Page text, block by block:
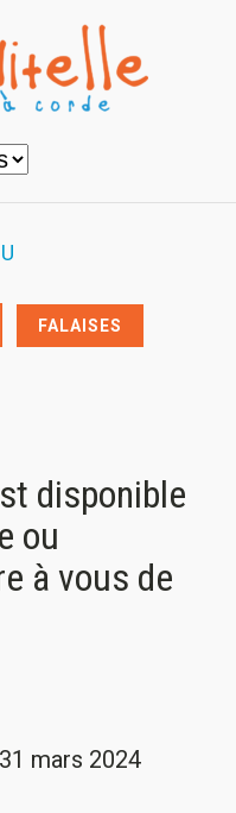
FALAISES
disponible
ou
à vous de
mars 2024